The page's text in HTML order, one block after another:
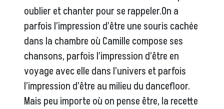
oublier et chanter pour se rappeler.On a
parfois l’impression d’être une souris cachée
dans la chambre où Camille compose ses
chansons, parfois l’impression d’être en
voyage avec elle dans l’univers et parfois
l’impression d’être au milieu du dancefloor.
Mais peu importe où on pense être, la recette